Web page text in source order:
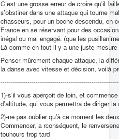
C’est une grosse erreur de croire qu’il
s’obstiner dans une attaque qui tourne
chasseurs, pour un boche descendu, en
France en se réservant pour des
inégal ou mal engagé. (que les
Là comme en tout il y a une juste
Penser mûrement chaque attaque, la
la danse avec vitesse et décision, voilà
1)-s’il vous aperçoit de loin, et
d’altitude, qui vous permettra de diriger
2)-ne pas oublier qu’à ce moment les
Commencer, a rconséquent, le
touhours trop tard